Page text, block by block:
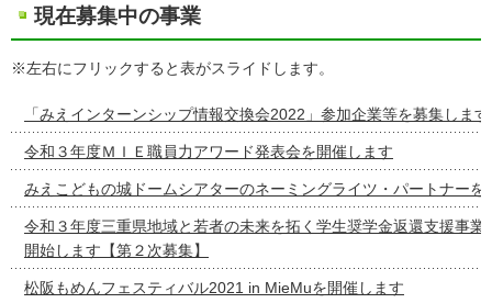
現在募集中の事業
※左右にフリックすると表がスライドします。
「みえインターンシップ情報交換会2022」参加企業等を募集します
令和３年度ＭＩＥ職員力アワード発表会を開催します
みえこどもの城ドームシアターのネーミングライツ・パートナーを
令和３年度三重県地域と若者の未来を拓く学生奨学金返還支援事業
開始します【第２次募集】
松阪もめんフェスティバル2021 in MieMuを開催します